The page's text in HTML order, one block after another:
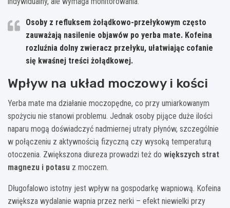
Osoby z refluksem żołądkowo-przełykowym często
zauważają nasilenie objawów po yerba mate. Kofeina
rozluźnia dolny zwieracz przełyku, ułatwiając cofanie
się kwaśnej treści żołądkowej.
Wpływ na układ moczowy i kości
Yerba mate ma działanie moczopędne, co przy umiarkowanym
spożyciu nie stanowi problemu. Jednak osoby pijące duże ilości
naparu mogą doświadczyć nadmiernej utraty płynów, szczególnie
w połączeniu z aktywnością fizyczną czy wysoką temperaturą
otoczenia. Zwiększona diureza prowadzi też do większych strat
magnezu i potasu z moczem.
Długofalowo istotny jest wpływ na gospodarkę wapniową. Kofeina
zwiększa wydalanie wapnia przez nerki – efekt niewielki przy